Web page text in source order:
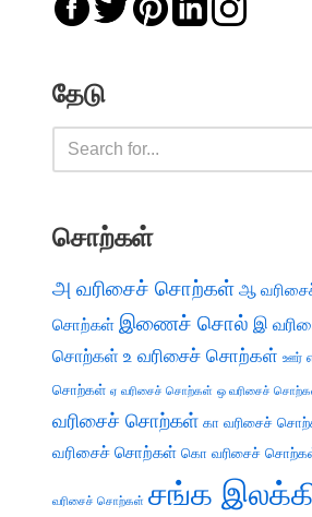
தேடு
சொற்கள்
அ வரிசைச் சொற்கள் ஆ
சொற்கள் இணைச் சொல் இ
சொற்கள் உ வரிசைச் சொற்கள் ஊர்
சொற்கள் ஏ வரிசைச் சொற்கள் ஒ வரிசைச்
வரிசைச் சொற்கள் கா வரிசைச்
வரிசைச் சொற்கள் கொ வரிசைச்
வரிசைச் சொற்கள் சங்க